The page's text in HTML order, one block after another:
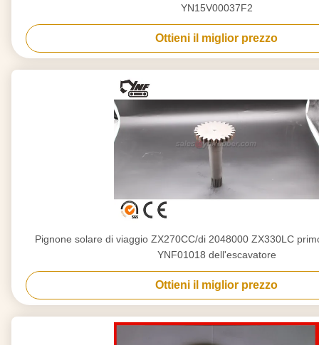
YN15V00037F2
Ottieni il miglior prezzo
Pignone solare di viaggio ZX270CC/di 2048000 ZX330LC
YNF01018 dell'escavatore
Ottieni il miglior prezzo